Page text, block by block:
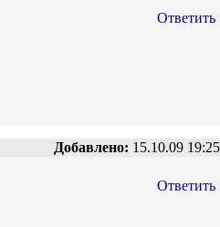
Ответить
Добавлено: 15.10.09 19:25
Ответить